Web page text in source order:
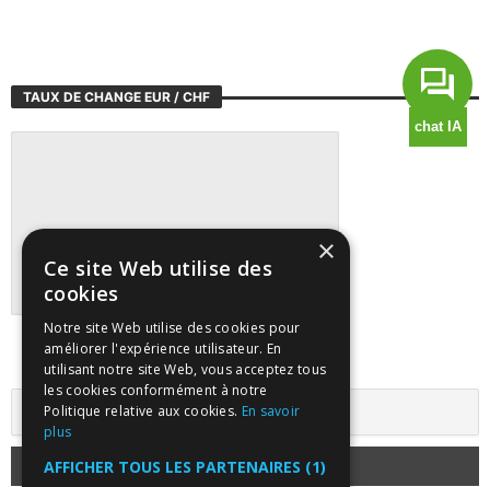
TAUX DE CHANGE EUR / CHF
Suivre tous les marchés sur TradingView
×
Ce site Web utilise des
cookies
Notre site Web utilise des cookies pour
améliorer l'expérience utilisateur. En
utilisant notre site Web, vous acceptez tous
les cookies conformément à notre
Politique relative aux cookies. En savoir
plus
AFFICHER TOUS LES PARTENAIRES (1)